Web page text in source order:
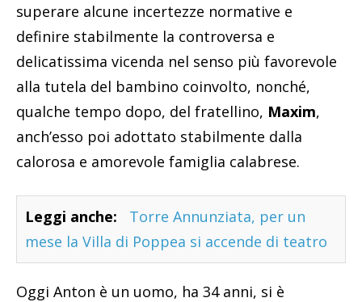
superare alcune incertezze normative e
definire stabilmente la controversa e
delicatissima vicenda nel senso più favorevole
alla tutela del bambino coinvolto, nonché,
qualche tempo dopo, del fratellino, Maxim,
anch’esso poi adottato stabilmente dalla
calorosa e amorevole famiglia calabrese.
Leggi anche:
Torre Annunziata, per un
mese la Villa di Poppea si accende di teatro
Oggi Anton è un uomo, ha 34 anni, si è